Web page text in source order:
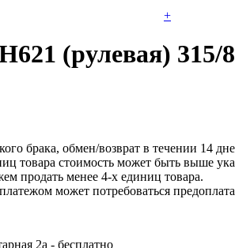
+
(рулевая) 315/
брака, обмен/возврат в течении 14
товара стоимость может быть выше
продать менее 4-х единиц товара.
может потребоваться
2а - бесплатно